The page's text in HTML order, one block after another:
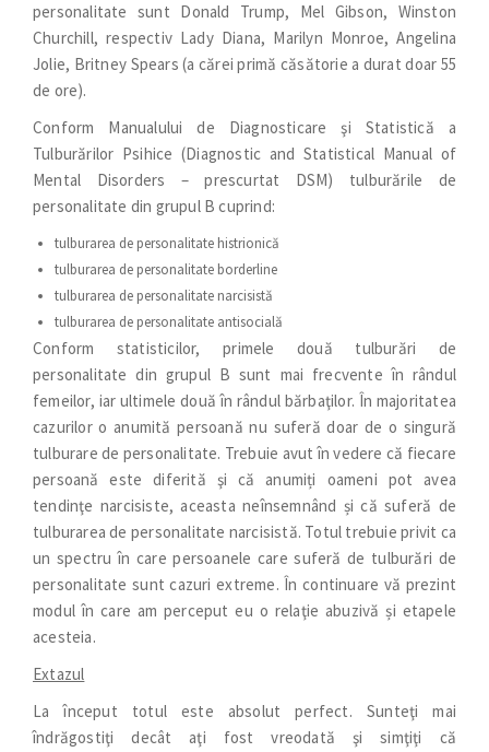
personalitate sunt Donald Trump, Mel Gibson, Winston
Churchill, respectiv Lady Diana, Marilyn Monroe, Angelina
Jolie, Britney Spears (a cărei primă căsătorie a durat doar 55
de ore).
Conform Manualului de Diagnosticare şi Statistică a
Tulburărilor Psihice (Diagnostic and Statistical Manual of
Mental Disorders – prescurtat DSM) tulburările de
personalitate din grupul B cuprind:
tulburarea de personalitate histrionică
tulburarea de personalitate borderline
tulburarea de personalitate narcisistă
tulburarea de personalitate antisocială
Conform statisticilor, primele două tulburări de
personalitate din grupul B sunt mai frecvente în rândul
femeilor, iar ultimele două în rândul bărbaţilor. În majoritatea
cazurilor o anumită persoană nu suferă doar de o singură
tulburare de personalitate. Trebuie avut în vedere că fiecare
persoană este diferită şi că anumiți oameni pot avea
tendinţe narcisiste, aceasta neînsemnând și că suferă de
tulburarea de personalitate narcisistă. Totul trebuie privit ca
un spectru în care persoanele care suferă de tulburări de
personalitate sunt cazuri extreme. În continuare vă prezint
modul în care am perceput eu o relaţie abuzivă și etapele
acesteia.
Extazul
La început totul este absolut perfect. Sunteţi mai
îndrăgostiţi decât aţi fost vreodată şi simţiţi că